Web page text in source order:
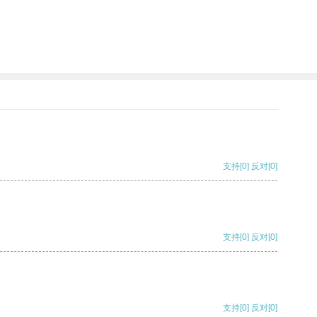
支持[0] 反对[0]
支持[0] 反对[0]
支持[0] 反对[0]